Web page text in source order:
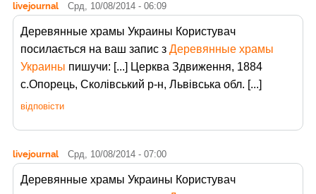
livejournal Срд, 10/08/2014 - 06:09
Деревянные храмы Украины Користувач
посилається на ваш запис з Деревянные храмы
Украины пишучи: [...] Церква Здвиження, 1884
с.Опорець, Сколівський р-н, Львівська обл. [...]
відповісти
livejournal Срд, 10/08/2014 - 07:00
Деревянные храмы Украины Користувач